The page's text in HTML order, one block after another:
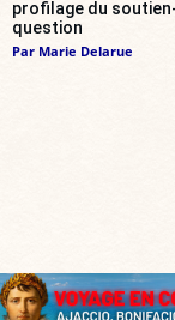
profilage du
question
Par Marie Delarue